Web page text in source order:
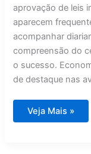
aprovação de leis
aparecem
acompanhar
compreensão do
o sucesso.
de destaque nas
Concursos
2024:
Veja Mais »